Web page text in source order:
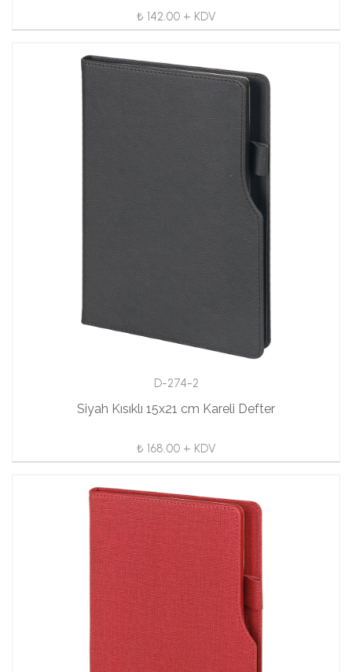
₺ 142.00 + KDV
D-274-2
Siyah Kısıklı 15x21 cm Kareli Defter
₺ 168.00 + KDV